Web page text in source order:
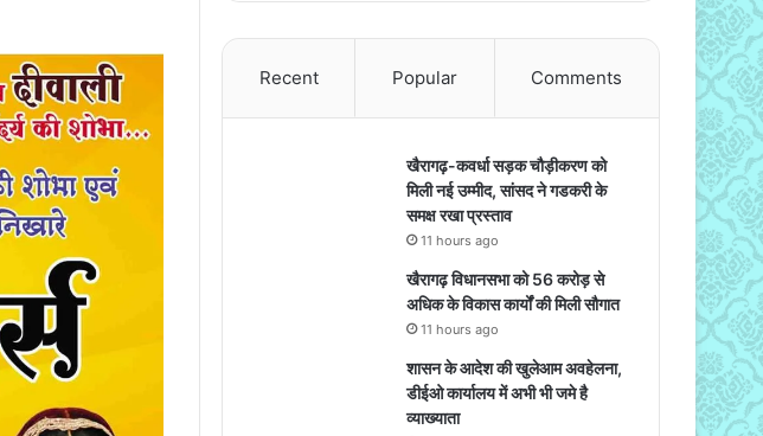
Recent Popular Comments
खैरागढ़-कवर्धा सड़क चौड़ीकरण को
मिली नई उम्मीद, सांसद ने गडकरी के
समक्ष रखा प्रस्ताव
11 hours ago
खैरागढ़ विधानसभा को 56 करोड़ से
अधिक के विकास कार्यों की मिली सौगात
11 hours ago
शासन के आदेश की खुलेआम अवहेलना,
डीईओ कार्यालय में अभी भी जमे है
व्याख्याता